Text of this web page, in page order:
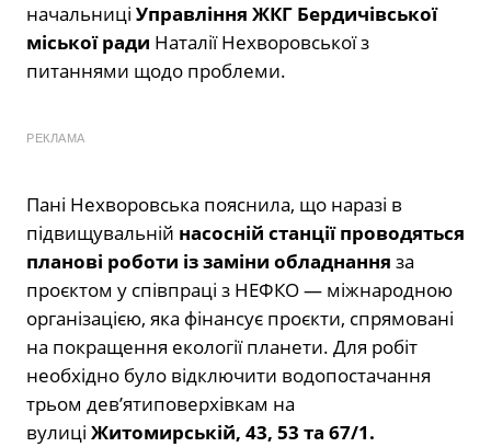
начальниці Управління ЖКГ Бердичівської
міської ради Наталії Нехворовської з
питаннями щодо проблеми.
РЕКЛАМА
Пані Нехворовська пояснила, що наразі в
підвищувальній насосній станції проводяться
планові роботи із заміни обладнання за
проєктом у співпраці з НЕФКО — міжнародною
організацією, яка фінансує проєкти, спрямовані
на покращення екології планети. Для робіт
необхідно було відключити водопостачання
трьом дев’ятиповерхівкам на
вулиці Житомирській, 43, 53 та 67/1.